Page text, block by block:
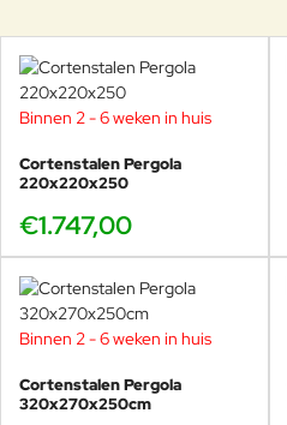
Binnen 2 - 6 weken in huis
Cortenstalen Pergola
220x220x250
€1.747,00
Binnen 2 - 6 weken in huis
Cortenstalen Pergola
320x270x250cm